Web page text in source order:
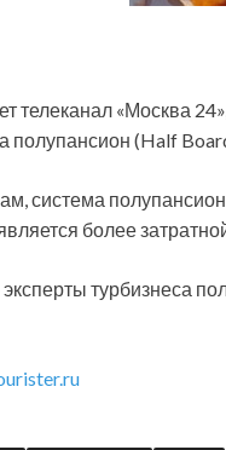
телеканал «Москва
полупансион (Half
система
более
турбизнеса